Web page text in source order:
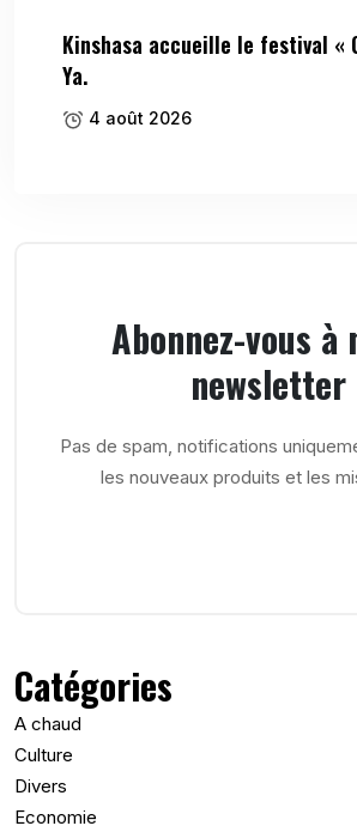
Kinshasa accueille le festival «
Ya.
4 août 2026
Abonnez-vous à
newsletter
Pas de spam, notifications
les nouveaux produits et les
Catégories
A chaud
Culture
Divers
Economie